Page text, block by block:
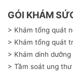
GÓI KHÁM
> Khám tổng quát
> Khám tổng quát
> Khám dinh
> Tầm soát ung thư